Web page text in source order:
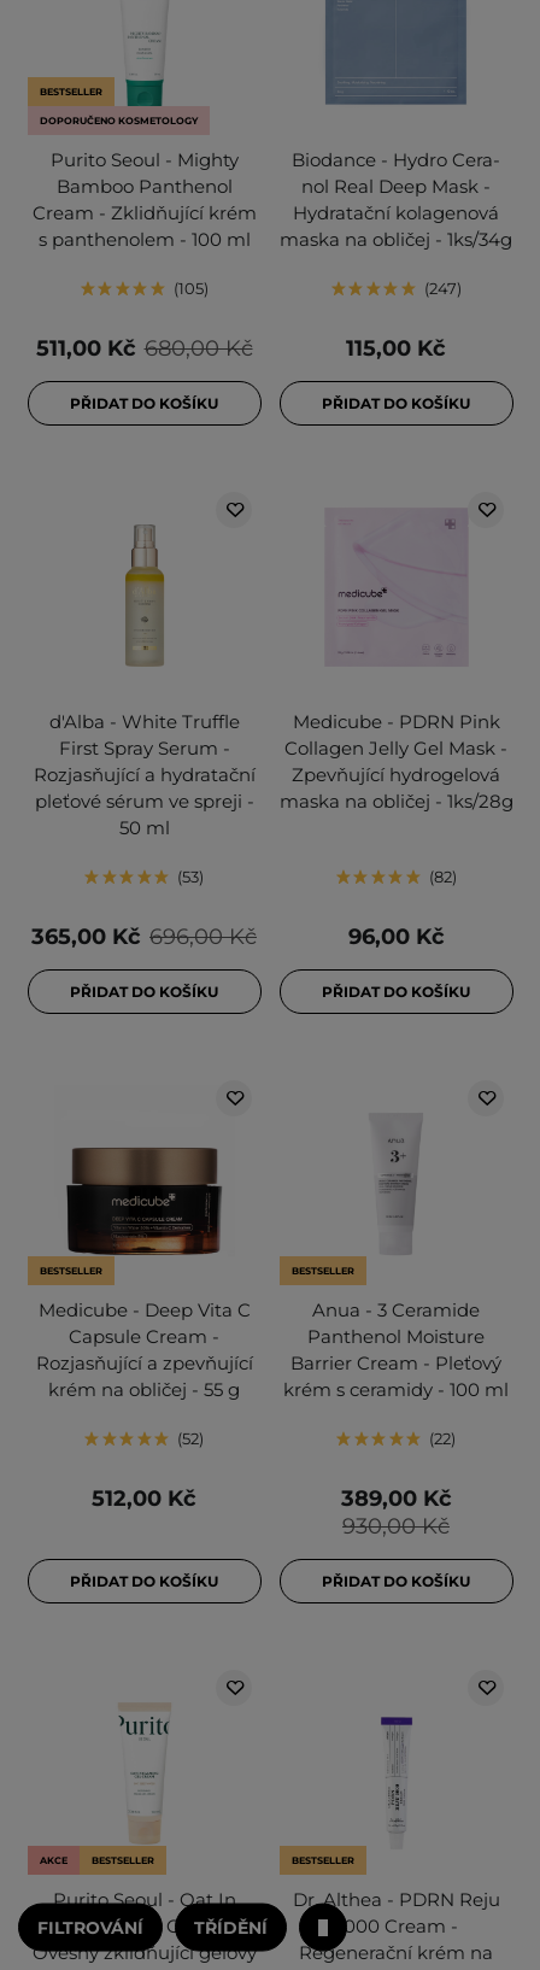
BESTSELLER
DOPORUČENO KOSMETOLOGY
Purito Seoul - Mighty
Bamboo Panthenol
Cream - Zklidňující krém
s panthenolem - 100 ml
105
680,00 Kč
511,00 Kč
PŘIDAT DO KOŠÍKU
Biodance - Hydro Cera-
nol Real Deep Mask -
Hydratační kolagenová
maska na obličej - 1ks/34g
247
115,00 Kč
PŘIDAT DO KOŠÍKU
d'Alba - White Truffle
First Spray Serum -
Rozjasňující a hydratační
pleťové sérum ve spreji -
50 ml
53
696,00 Kč
365,00 Kč
PŘIDAT DO KOŠÍKU
Medicube - PDRN Pink
Collagen Jelly Gel Mask -
Zpevňující hydrogelová
maska na obličej - 1ks/28g
82
96,00 Kč
PŘIDAT DO KOŠÍKU
BESTSELLER
Medicube - Deep Vita C
Capsule Cream -
Rozjasňující a zpevňující
krém na obličej - 55 g
52
512,00 Kč
PŘIDAT DO KOŠÍKU
BESTSELLER
Anua - 3 Ceramide
Panthenol Moisture
Barrier Cream - Pleťový
krém s ceramidy - 100 ml
22
930,00 Kč
389,00 Kč
PŘIDAT DO KOŠÍKU
AKCE BESTSELLER
Purito Seoul - Oat In
Calming Gel Cream -
Ovesný zklidňující gelový
BESTSELLER
Dr. Althea - PDRN Reju
5000 Cream -
Regenerační krém na
FILTROVÁNÍ TŘÍDĚNÍ